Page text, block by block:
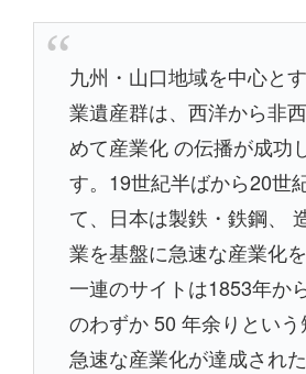
九州・山口地域を中心と
業遺産群は、西洋から非
めて産業化 の伝播が成功
す。19世紀半ばから20世
て、日本は製鉄・鉄鋼、
業を基盤に急速な産業化を
一連のサイトは1853年か
のわずか 50 年余りとい
急速な産業化が達成され